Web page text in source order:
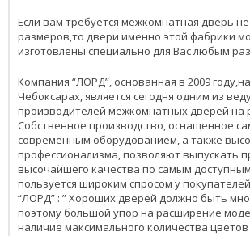
Если вам требуется межкомнатная дверь
размеров,то двери именно этой фабрики
изготовлены специально для Вас любым
Компания “ЛОРД”, основанная в 2009
Чебоксарах, является сегодня одним из
производителей межкомнатных дверей на
Собственное производство, оснащенное
современным оборудованием, а также
профессионализма, позволяют выпускать
высочайшего качества по самым
пользуется широким спросом у
“ЛОРД” : ” Хороших дверей должно быть
поэтому большой упор на расширение
наличие максимального количества